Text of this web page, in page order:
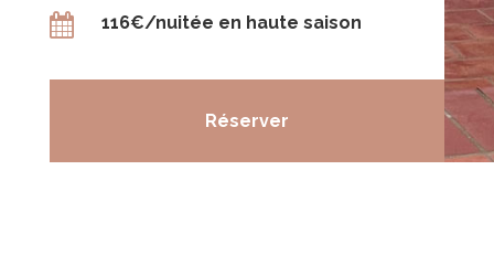
 116€/nuitée en haute saison
Réserver